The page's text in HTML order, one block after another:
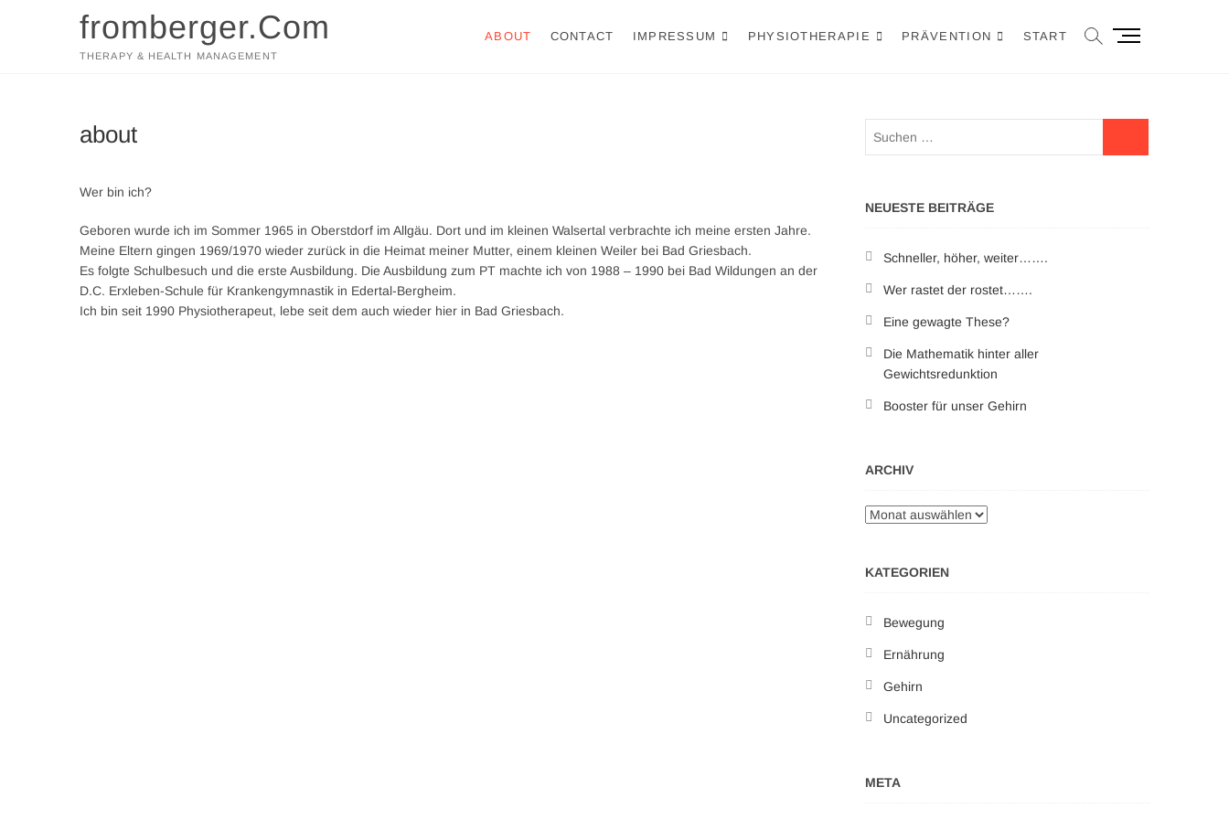
fromberger.Com
THERAPY & HEALTH MANAGEMENT
ABOUT CONTACT IMPRESSUM PHYSIOTHERAPIE PRÄVENTION START
M
u
about
Wer bin ich?
Geboren wurde ich im Sommer 1965 in Oberstdorf im Allgäu. Dort und im kleinen Walsertal verbrachte ich meine ersten Jahre.
Meine Eltern gingen 1969/1970 wieder zurück in die Heimat meiner Mutter, einem kleinen Weiler bei Bad Griesbach.
Es folgte Schulbesuch und die erste Ausbildung. Die Ausbildung zum PT machte ich von 1988 – 1990 bei Bad Wildungen an der
D.C. Erxleben-Schule für Krankengymnastik in Edertal-Bergheim.
Ich bin seit 1990 Physiotherapeut, lebe seit dem auch wieder hier in Bad Griesbach.
NEUESTE BEITRÄGE
Schneller, höher, weiter…….
Wer rastet der rostet…….
Eine gewagte These?
Die Mathematik hinter aller
Gewichtsredunktion
Booster für unser Gehirn
ARCHIV
KATEGORIEN
Bewegung
Ernährung
Gehirn
Uncategorized
META